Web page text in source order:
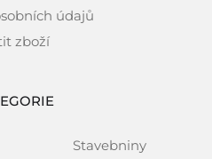
údajů
zboží
Stavebniny